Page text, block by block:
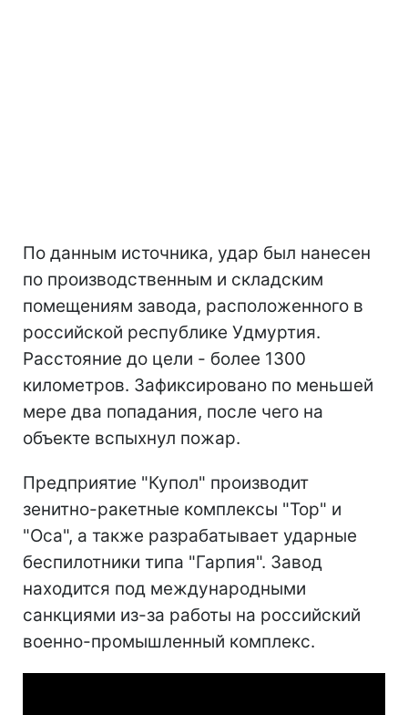
По данным источника, удар был нанесен
по производственным и складским
помещениям завода, расположенного в
российской республике Удмуртия.
Расстояние до цели - более 1300
километров. Зафиксировано по меньшей
мере два попадания, после чего на
объекте вспыхнул пожар.
Предприятие "Купол" производит
зенитно-ракетные комплексы "Тор" и
"Оса", а также разрабатывает ударные
беспилотники типа "Гарпия". Завод
находится под международными
санкциями из-за работы на российский
военно-промышленный комплекс.